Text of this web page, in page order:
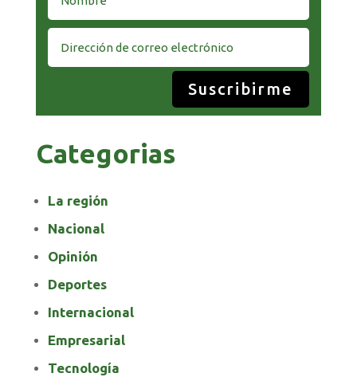
Suscribirme
Categorias
La región
Nacional
Opinión
Deportes
Internacional
Empresarial
Tecnología